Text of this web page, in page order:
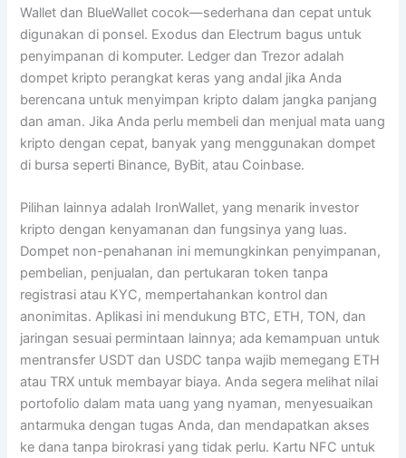
Wallet dan BlueWallet cocok—sederhana dan cepat untuk
digunakan di ponsel. Exodus dan Electrum bagus untuk
penyimpanan di komputer. Ledger dan Trezor adalah
dompet kripto perangkat keras yang andal jika Anda
berencana untuk menyimpan kripto dalam jangka panjang
dan aman. Jika Anda perlu membeli dan menjual mata uang
kripto dengan cepat, banyak yang menggunakan dompet
di bursa seperti Binance, ByBit, atau Coinbase.
Pilihan lainnya adalah IronWallet, yang menarik investor
kripto dengan kenyamanan dan fungsinya yang luas.
Dompet non-penahanan ini memungkinkan penyimpanan,
pembelian, penjualan, dan pertukaran token tanpa
registrasi atau KYC, mempertahankan kontrol dan
anonimitas. Aplikasi ini mendukung BTC, ETH, TON, dan
jaringan sesuai permintaan lainnya; ada kemampuan untuk
mentransfer USDT dan USDC tanpa wajib memegang ETH
atau TRX untuk membayar biaya. Anda segera melihat nilai
portofolio dalam mata uang yang nyaman, menyesuaikan
antarmuka dengan tugas Anda, dan mendapatkan akses
ke dana tanpa birokrasi yang tidak perlu. Kartu NFC untuk